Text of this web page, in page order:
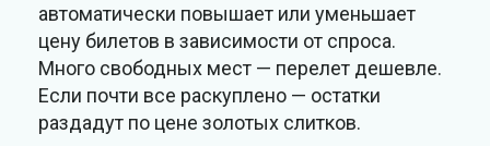
автоматически повышает или уменьшает
цену билетов в зависимости от спроса.
Много свободных мест — перелет дешевле.
Если почти все раскуплено — остатки
раздадут по цене золотых слитков.